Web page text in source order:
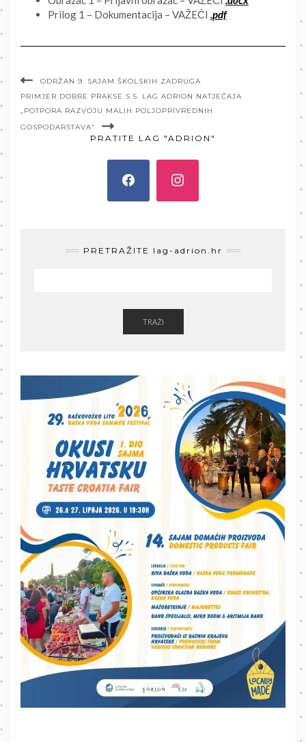
Prilog 1 – Dokumentacija – VAŽEĆI .pdf
ODRŽAN 9. SAJAM ŠKOLSKIH ZADRUGA
PRIMJER DOBRE PRAKSE S 5. LAG ADRION NATJEČAJA
„POTPORA RAZVOJU MALIH POLJOPRIVREDNIH
GOSPODARSTAVA“
PRATITE LAG "ADRION"
PRETRAŽITE lag-adrion.hr
TRAŽI